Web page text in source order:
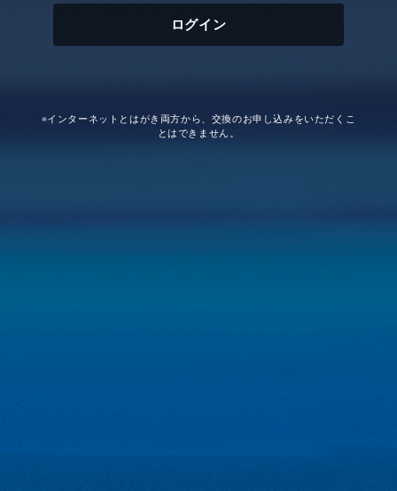
※インターネットとはがき両方から、交換のお申し込みをいただくこ
とはできません。